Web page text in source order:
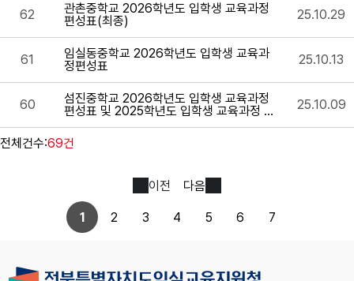
62
관촌중학교 2026학년도 입학생 교육과정
편성표(최종)
25.10.29
61
임실동중학교 2026학년도 입학생 교육과
정편성표
25.10.13
60
섬진중학교 2026학년도 입학생 교육과정
편성표 및 2025학년도 입학생 교육과정 편
제 변경
25.10.09
전체건수:69건
이전
1 2 3 4 5 6 7
다음